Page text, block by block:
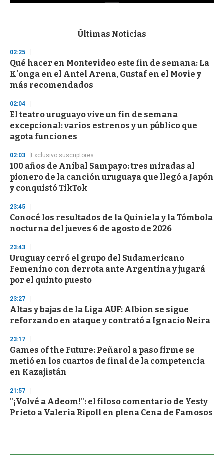
s
d
s
o
f
3
s
e
c
o
n
Últimas Noticias
02:25
Qué hacer en Montevideo este fin de semana: La
K'onga en el Antel Arena, Gustaf en el Movie y
más recomendados
02:04
El teatro uruguayo vive un fin de semana
excepcional: varios estrenos y un público que
agota funciones
02:03 Exclusivo suscriptores
100 años de Aníbal Sampayo: tres miradas al
pionero de la canción uruguaya que llegó a Japón
y conquistó TikTok
23:45
Conocé los resultados de la Quiniela y la Tómbola
nocturna del jueves 6 de agosto de 2026
23:43
Uruguay cerró el grupo del Sudamericano
Femenino con derrota ante Argentina y jugará
por el quinto puesto
23:27
Altas y bajas de la Liga AUF: Albion se sigue
reforzando en ataque y contrató a Ignacio Neira
23:17
Games of the Future: Peñarol a paso firme se
metió en los cuartos de final de la competencia
en Kazajistán
21:57
"¡Volvé a Adeom!": el filoso comentario de Yesty
Prieto a Valeria Ripoll en plena Cena de Famosos